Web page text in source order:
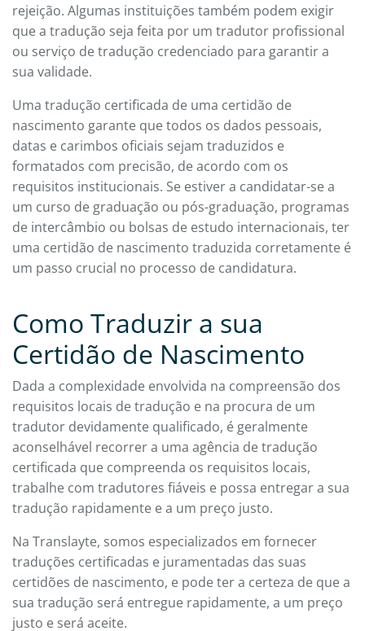
rejeição. Algumas instituições também podem exigir
que a tradução seja feita por um tradutor profissional
ou serviço de tradução credenciado para garantir a
sua validade.
Uma tradução certificada de uma certidão de
nascimento garante que todos os dados pessoais,
datas e carimbos oficiais sejam traduzidos e
formatados com precisão, de acordo com os
requisitos institucionais. Se estiver a candidatar-se a
um curso de graduação ou pós-graduação, programas
de intercâmbio ou bolsas de estudo internacionais, ter
uma certidão de nascimento traduzida corretamente é
um passo crucial no processo de candidatura.
Como Traduzir a sua
Certidão de Nascimento
Dada a complexidade envolvida na compreensão dos
requisitos locais de tradução e na procura de um
tradutor devidamente qualificado, é geralmente
aconselhável recorrer a uma agência de tradução
certificada que compreenda os requisitos locais,
trabalhe com tradutores fiáveis e possa entregar a sua
tradução rapidamente e a um preço justo.
Na Translayte, somos especializados em fornecer
traduções certificadas e juramentadas das suas
certidões de nascimento, e pode ter a certeza de que a
sua tradução será entregue rapidamente, a um preço
justo e será aceite.